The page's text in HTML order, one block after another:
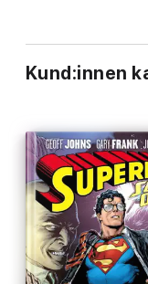
Kund:innen